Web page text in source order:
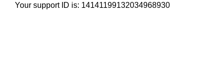
Your support ID is: 14141199132034968930